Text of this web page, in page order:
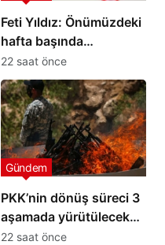
Feti Yıldız: Önümüzdeki
hafta başında
kanunlaşacak
22 saat önce
PKK’nin dönüş süreci 3
aşamada yürütülecek
iddiası
Gündem
22 saat önce